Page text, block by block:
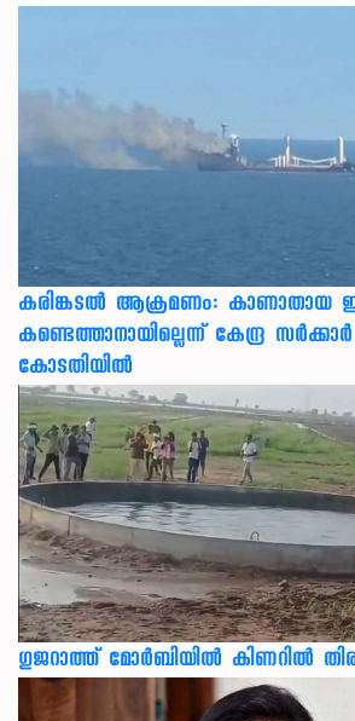
കരിങ്കടൽ ആക്രമണം: കാണാതായ
കണ്ടെത്താനായില്ലെന്ന് കേന്ദ്ര സർക്കാർ
കോടതിയിൽ
ഗുജറാത്ത് മോർബിയിൽ കിണറിൽ